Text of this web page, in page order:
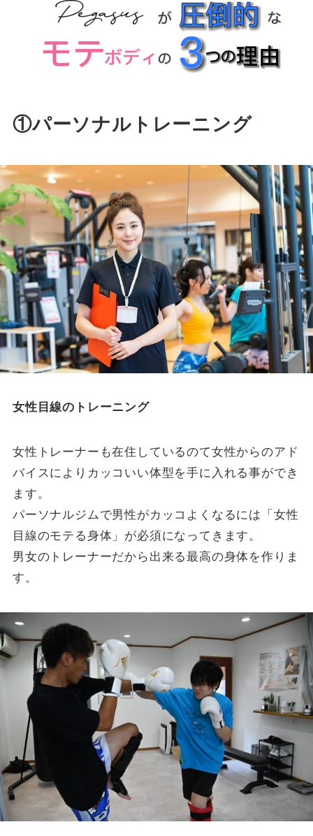
①パーソナルトレーニング
女性目線のトレーニング
女性トレーナーも在住しているのて女性からのアド
バイスによりカッコいい体型を手に入れる事ができ
ます。
パーソナルジムで男性がカッコよくなるには「女性
目線のモテる身体」が必須になってきます。
男女のトレーナーだから出来る最高の身体を作りま
す。